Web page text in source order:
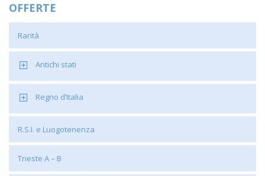
OFFERTE
Rarità
Antichi stati
Regno d’Italia
R.S.I. e Luogotenenza
Trieste A – B